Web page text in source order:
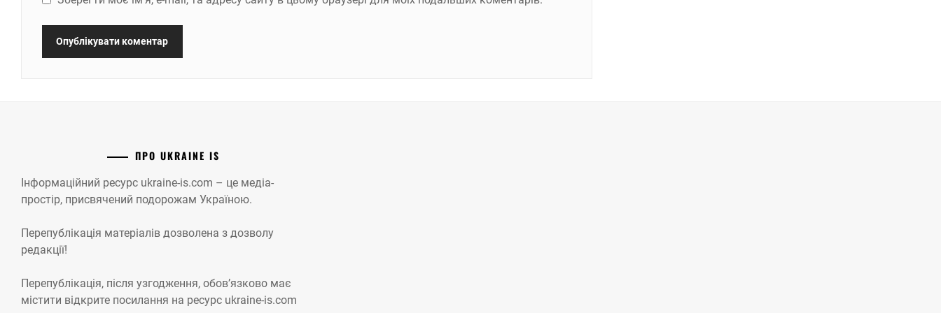
ПРО UKRAINE IS
Інформаційний ресурс ukraine-is.com – це медіа-
простір, присвячений подорожам Україною.
Перепублікація матеріалів дозволена з дозволу
редакції!
Перепублікація, після узгодження, обов’язково має
містити відкрите посилання на ресурс ukraine-is.com